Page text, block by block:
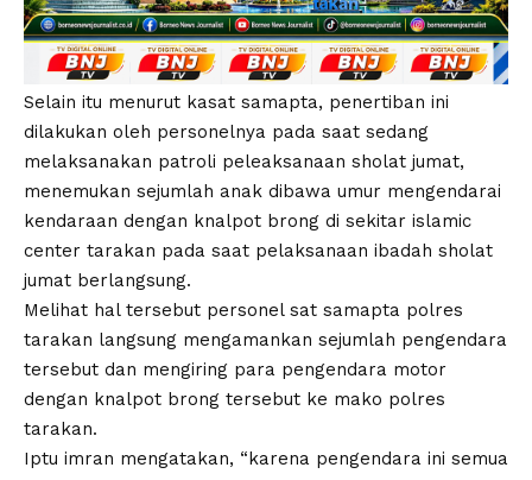
Selain itu menurut kasat samapta, penertiban ini
dilakukan oleh personelnya pada saat sedang
melaksanakan patroli peleaksanaan sholat jumat,
menemukan sejumlah anak dibawa umur mengendarai
kendaraan dengan knalpot brong di sekitar islamic
center tarakan pada saat pelaksanaan ibadah sholat
jumat berlangsung.
Melihat hal tersebut personel sat samapta polres
tarakan langsung mengamankan sejumlah pengendara
tersebut dan mengiring para pengendara motor
dengan knalpot brong tersebut ke mako polres
tarakan.
Iptu imran mengatakan, “karena pengendara ini semua